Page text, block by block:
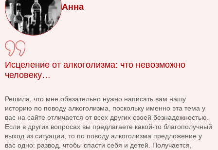
Анна
Исцеление от алкоголизма: что невозможно
человеку…
Решила, что мне обязательно нужно написать вам нашу
историю по поводу алкоголизма, поскольку именно эта тема у
вас на сайте отличается от всех других своей безнадежностью.
Если в других вопросах вы предлагаете какой-то благополучный
выход из ситуации, то по поводу алкоголизма предложение у
вас одно: развод, чтобы спасти себя и детей. Получается,